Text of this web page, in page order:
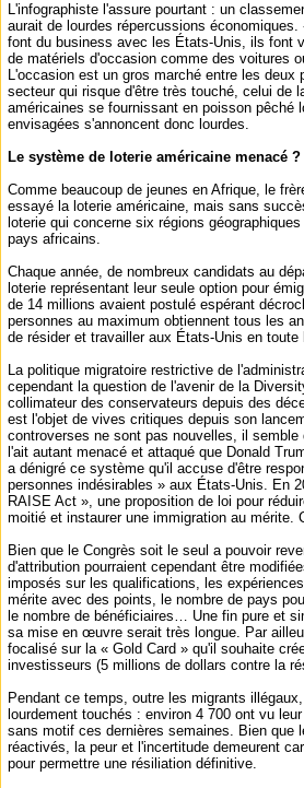
L'infographiste l'assure pourtant : un
aurait de lourdes répercussions
font du business avec les États-Unis, ils font
de matériels d'occasion comme des voitures
L'occasion est un gros marché entre les deux
secteur qui risque d'être très touché, celui de
américaines se fournissant en poisson pêché
envisagées s'annoncent donc lourdes.
Le système de loterie américaine menacé ?
Comme beaucoup de jeunes en Afrique, le
essayé la loterie américaine, mais sans
loterie qui concerne six régions
pays africains.
Chaque année, de nombreux candidats au
loterie représentant leur seule option pour
de 14 millions avaient postulé espérant
personnes au maximum obtiennent tous les
de résider et travailler aux États-Unis en toute
La politique migratoire restrictive de
cependant la question de l'avenir de la
collimateur des conservateurs depuis des
est l'objet de vives critiques depuis son
controverses ne sont pas nouvelles, il semble
l'ait autant menacé et attaqué que Donald
a dénigré ce système qu'il accuse d'être
personnes indésirables » aux États-Unis. En
RAISE Act », une proposition de loi pour
moitié et instaurer une immigration au mérite.
Bien que le Congrès soit le seul a pouvoir
d'attribution pourraient cependant être
imposés sur les qualifications, les
mérite avec des points, le nombre de pays
le nombre de bénéficiaires… Une fin pure et
sa mise en œuvre serait très longue. Par
focalisé sur la « Gold Card » qu'il souhaite
investisseurs (5 millions de dollars contre la
Pendant ce temps, outre les migrants
lourdement touchés : environ 4 700 ont vu
sans motif ces dernières semaines. Bien que
réactivés, la peur et l'incertitude demeurent
pour permettre une résiliation définitive.